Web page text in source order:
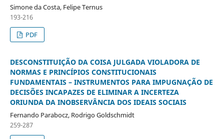
Simone da Costa, Felipe Ternus
193-216
PDF
DESCONSTITUIÇÃO DA COISA JULGADA VIOLADORA DE
NORMAS E PRINCÍPIOS CONSTITUCIONAIS
FUNDAMENTAIS – INSTRUMENTOS PARA IMPUGNAÇÃO DE
DECISÕES INCAPAZES DE ELIMINAR A INCERTEZA
ORIUNDA DA INOBSERVÂNCIA DOS IDEAIS SOCIAIS
Fernando Parabocz, Rodrigo Goldschmidt
259-287